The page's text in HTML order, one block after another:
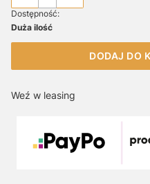
Dostępność:
Duża ilość
DODAJ DO
Weź w leasing